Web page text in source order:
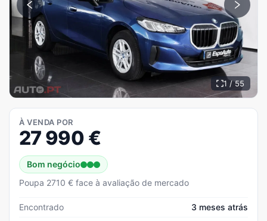
1 / 55
À VENDA POR
27 990 €
Bom negócio
Poupa 2710 € face à avaliação de mercado
Encontrado
3 meses atrás